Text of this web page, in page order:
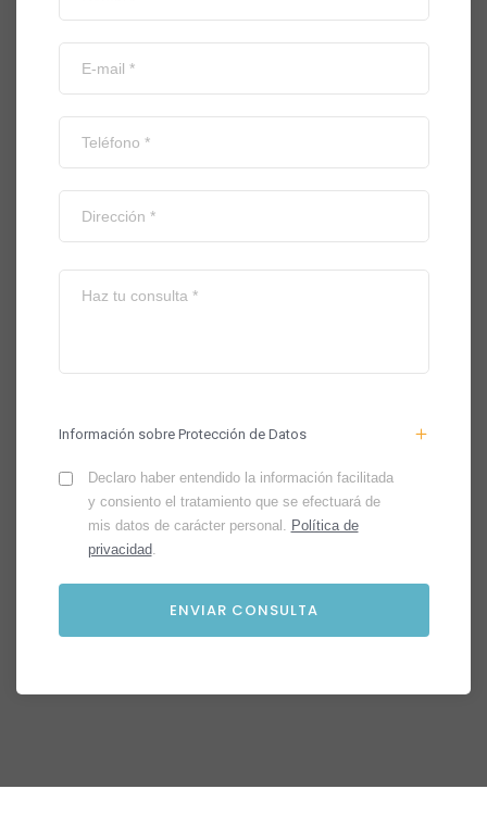
Información sobre Protección de Datos
Declaro haber entendido la información facilitada
y consiento el tratamiento que se efectuará de
mis datos de carácter personal. Política de
privacidad.